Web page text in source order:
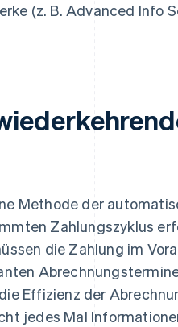
(z. B. Advanced Info
Methode der
Zahlungszyklus
die Zahlung im
Effizienz der
jedes Mal